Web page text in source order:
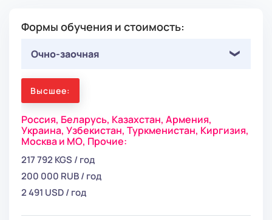
Формы обучения и стоимость:
Очно-заочная
Высшее:
Россия, Беларусь, Казахстан, Армения,
Украина, Узбекистан, Туркменистан, Киргизия,
Москва и МО, Прочие:
217 792 KGS / год
200 000 RUB / год
2 491 USD / год